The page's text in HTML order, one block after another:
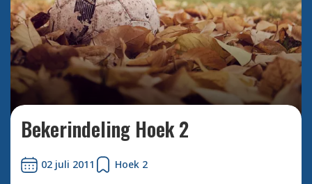
Bekijk alle foto's
Bekerindeling Hoek 2
02 juli 2011 Hoek 2